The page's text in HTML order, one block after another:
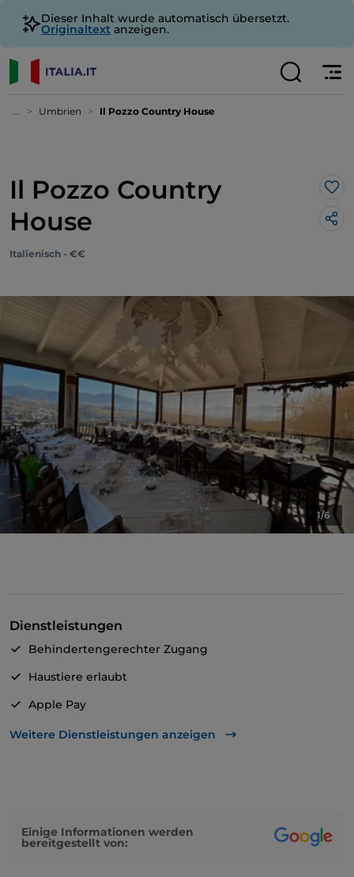
Dieser Inhalt wurde automatisch übersetzt.
Originaltext anzeigen.
... Umbrien Il Pozzo Country House
Il Pozzo Country
House
Italienisch - €€
1/6
Dienstleistungen
Behindertengerechter Zugang
Haustiere erlaubt
Apple Pay
Zum Mitnehmen
Es wird Englisch gesprochen
Weitere Dienstleistungen anzeigen
Einige Informationen werden
bereitgestellt von: